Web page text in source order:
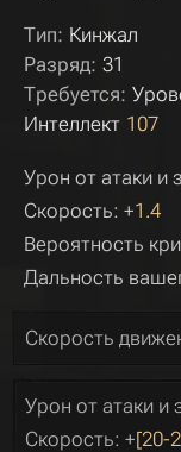
Тип: Кинжал
Разряд: 31
Требуется:
Интеллект 107
Урон от атаки и
Скорость: +1.4
Вероятность
Дальность
Скорость
Урон от атаки и
Скорость: +[20-